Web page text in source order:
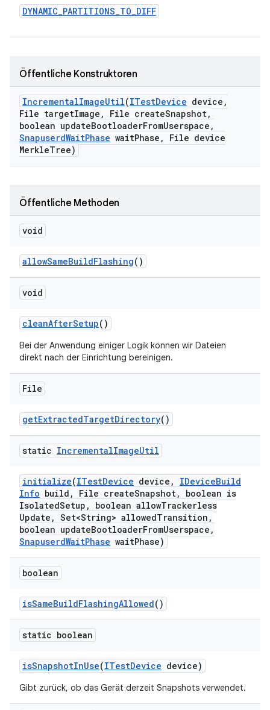
DYNAMIC_PARTITIONS_TO_DIFF
Öffentliche Konstruktoren
IncrementalImageUtil(ITestDevice device ,
File targetImage , File createSnapshot,
boolean updateBootloaderFromUserspace ,
SnapuserdWaitPhase waitPhase ,
File device
MerkleTree)
Öffentliche Methoden
void
allowSameBuildFlashing()
void
cleanAfterSetup()
Bei der Anwendung einiger Logik können wir Dateien
direkt nach der Einrichtung bereinigen.
File
getExtractedTargetDirectory()
static IncrementalImageUtil
initialize(ITestDevice device , IDeviceBuild
Info build , File createSnapshot,
boolean is
IsolatedSetup , boolean allowTrackerless
Update , Set<String> allowedTransition ,
boolean updateBootloaderFromUserspace ,
SnapuserdWaitPhase waitPhase)
boolean
isSameBuildFlashingAllowed()
static boolean
isSnapshotInUse(ITestDevice device)
Gibt zurück, ob das Gerät derzeit Snapshots verwendet.